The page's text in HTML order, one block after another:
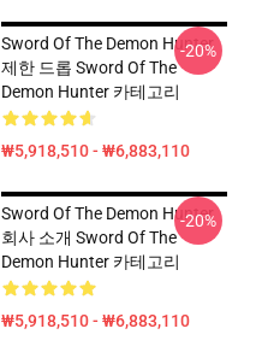
Sword Of The Demon Hunter
제한 드롭 Sword Of The
Demon Hunter 카테고리
₩5,918,510 - ₩6,883,110
-20%
Sword Of The Demon Hunter
회사 소개 Sword Of The
Demon Hunter 카테고리
₩5,918,510 - ₩6,883,110
-20%